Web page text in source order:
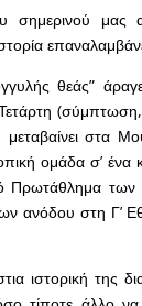
σημερινού μας
θεάς”
στα
ομάδα σ’ ένα
Πρωτάθλημα
ανόδου στη Γ’
ιστορική της